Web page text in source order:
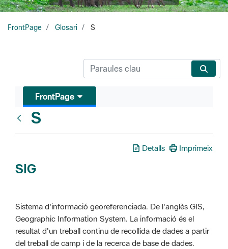
FrontPage Glosari S
FrontPage
S
Detalls Imprimeix
SIG
Sistema d'informació georeferenciada. De l'anglès GIS,
Geographic Information System. La informació és el
resultat d'un treball continu de recollida de dades a partir
del treball de camp i de la recerca de base de dades.